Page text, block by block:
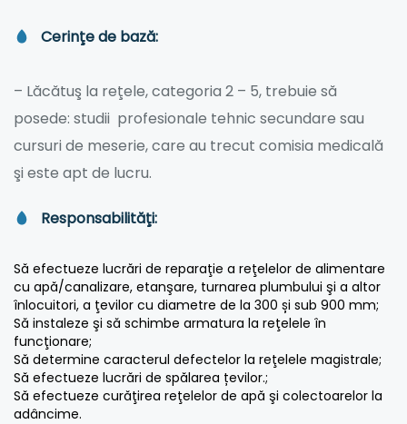
Cerinţede bază:
– Lăcătuş la reţele, categoria 2 – 5, trebuie să
posede: studii profesionale tehnic secundare sau
cursuri de meserie, care au trecut comisia medicală
şi este apt de lucru.
Responsabilităţi:
Să efectueze lucrări de reparaţie a reţelelor de alimentare
cu apă/canalizare, etanşare, turnarea plumbului şi a altor
înlocuitori, a ţevilor cu diametre de la 300 și sub 900 mm;
Să instaleze şi să schimbe armatura la reţelele în
funcţionare;
Să determine caracterul defectelor la reţelele magistrale;
Să efectueze lucrări de spălarea țevilor.;
Să efectueze curăţirea reţelelor de apă şi colectoarelor la
adâncime.